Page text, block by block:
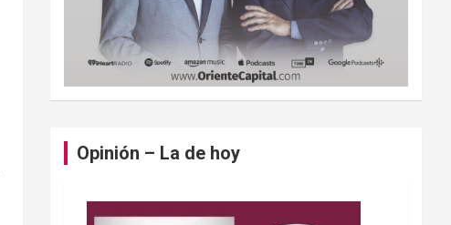
Opinión – La de hoy